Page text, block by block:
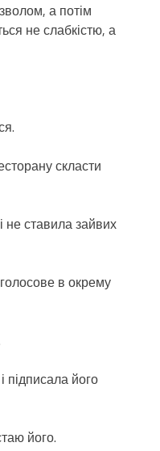
а потім
не слабкістю, а
скласти
не ставила зайвих
в окрему
підписала його
його.